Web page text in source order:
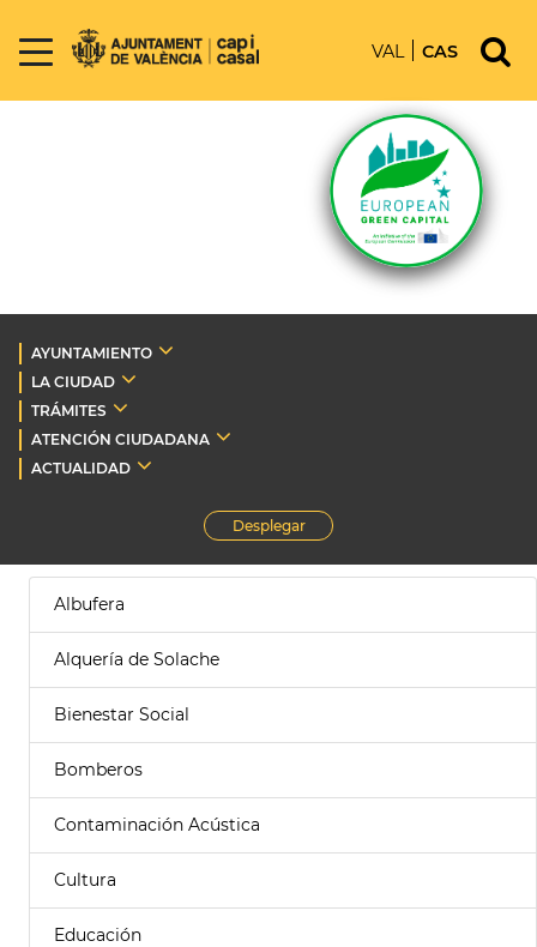
VAL CAS
AYUNTAMIENTO
LA CIUDAD
TRÁMITES
ATENCIÓN CIUDADANA
ACTUALIDAD
Desplegar
Albufera
Alquería de Solache
Bienestar Social
Bomberos
Contaminación Acústica
Cultura
Educación